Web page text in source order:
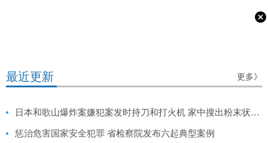
最近更新 更多》
日本和歌山爆炸案嫌犯案发时持刀和打火机 家中搜出粉末状物体
惩治危害国家安全犯罪 省检察院发布六起典型案例